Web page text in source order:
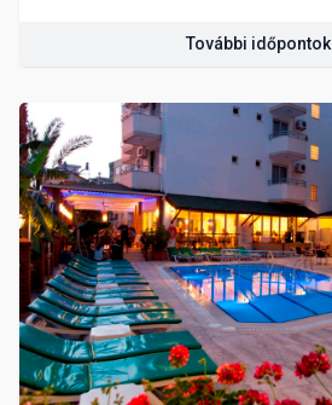
További időpontok